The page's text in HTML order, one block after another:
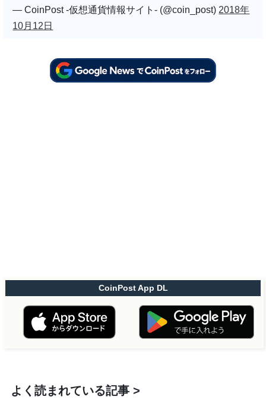
— CoinPost -仮想通貨情報サイト- (@coin_post) 2018年
10月12日
CoinPost App DL
よく読まれている記事